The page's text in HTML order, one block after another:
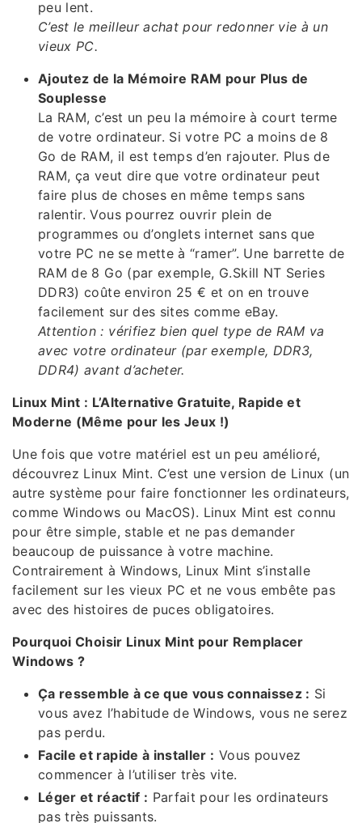
peu lent.
C’est le meilleur achat pour redonner vie à un
vieux PC.
Ajoutez de la Mémoire RAM pour Plus de
Souplesse
La RAM, c’est un peu la mémoire à court terme
de votre ordinateur. Si votre PC a moins de 8
Go de RAM, il est temps d’en rajouter. Plus de
RAM, ça veut dire que votre ordinateur peut
faire plus de choses en même temps sans
ralentir. Vous pourrez ouvrir plein de
programmes ou d’onglets internet sans que
votre PC ne se mette à “ramer”. Une barrette de
RAM de 8 Go (par exemple, G.Skill NT Series
DDR3) coûte environ 25 € et on en trouve
facilement sur des sites comme eBay.
Attention : vérifiez bien quel type de RAM va
avec votre ordinateur (par exemple, DDR3,
DDR4) avant d’acheter.
Linux Mint : L’Alternative Gratuite, Rapide et
Moderne (Même pour les Jeux !)
Une fois que votre matériel est un peu amélioré,
découvrez Linux Mint. C’est une version de Linux (un
autre système pour faire fonctionner les ordinateurs,
comme Windows ou MacOS). Linux Mint est connu
pour être simple, stable et ne pas demander
beaucoup de puissance à votre machine.
Contrairement à Windows, Linux Mint s’installe
facilement sur les vieux PC et ne vous embête pas
avec des histoires de puces obligatoires.
Pourquoi Choisir Linux Mint pour Remplacer
Windows ?
Ça ressemble à ce que vous connaissez : Si
vous avez l’habitude de Windows, vous ne serez
pas perdu.
Facile et rapide à installer : Vous pouvez
commencer à l’utiliser très vite.
Léger et réactif : Parfait pour les ordinateurs
pas très puissants.